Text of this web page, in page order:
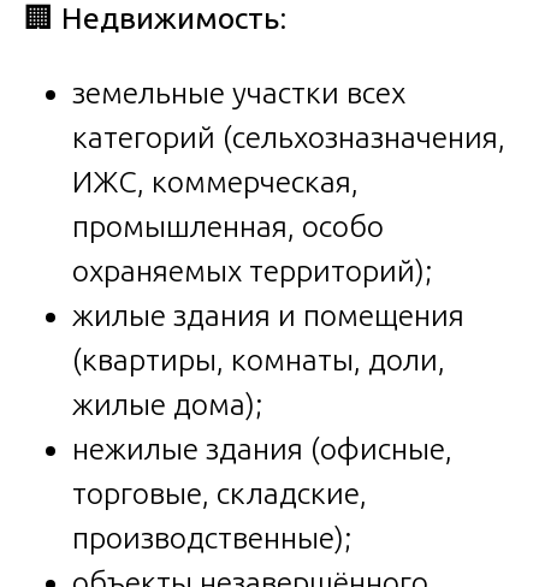
🏢 Недвижимость:
земельные участки всех
категорий (сельхозназначения,
ИЖС, коммерческая,
промышленная, особо
охраняемых территорий);
жилые здания и помещения
(квартиры, комнаты, доли,
жилые дома);
нежилые здания (офисные,
торговые, складские,
производственные);